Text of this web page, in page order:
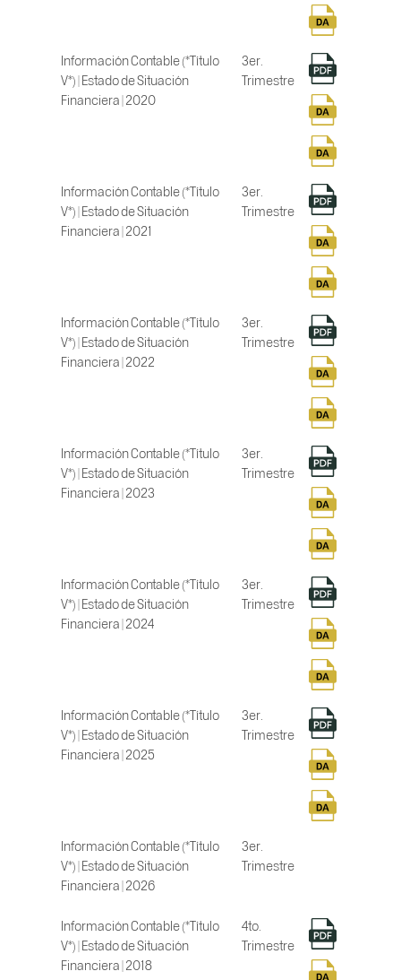
Información Contable (*Título
V*) | Estado de Situación
Financiera | 2020
3er.
Trimestre
Información Contable (*Título
V*) | Estado de Situación
Financiera | 2021
3er.
Trimestre
Información Contable (*Título
V*) | Estado de Situación
Financiera | 2022
3er.
Trimestre
Información Contable (*Título
V*) | Estado de Situación
Financiera | 2023
3er.
Trimestre
Información Contable (*Título
V*) | Estado de Situación
Financiera | 2024
3er.
Trimestre
Información Contable (*Título
V*) | Estado de Situación
Financiera | 2025
3er.
Trimestre
Información Contable (*Título
V*) | Estado de Situación
Financiera | 2026
3er.
Trimestre
Información Contable (*Título
V*) | Estado de Situación
Financiera | 2018
4to.
Trimestre